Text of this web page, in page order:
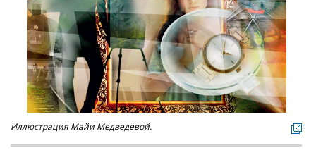
Иллюстрация Майи Медведевой.